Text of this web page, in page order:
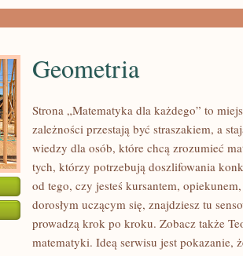
Geometria
Strona „Matematyka dla każdego” to
zależności przestają być straszakiem, a
wiedzy dla osób, które chcą zrozumieć
tych, którzy potrzebują doszlifowania
od tego, czy jesteś kursantem,
dorosłym uczącym się, znajdziesz tu
prowadzą krok po kroku. Zobacz także
matematyki. Ideą serwisu jest pokazanie,